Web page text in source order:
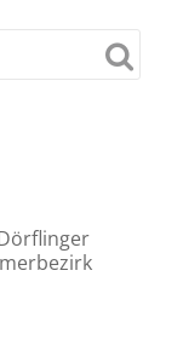
Dialog
Entwicklung
zur